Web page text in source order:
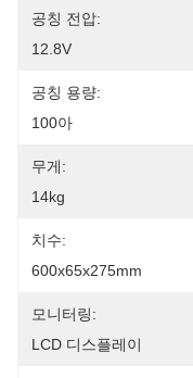
공칭 전압:
12.8V
공칭 용량:
100아
무게:
14kg
치수:
600x65x275mm
모니터링:
LCD 디스플레이